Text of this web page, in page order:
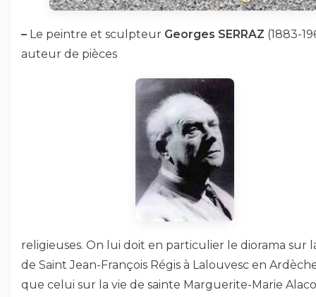
– Le peintre et sculpteur Georges SERRAZ (1883-
auteur de pièces
religieuses. On lui doit en particulier le diorama sur
de Saint Jean-François Régis à Lalouvesc en
que celui sur la vie de sainte Marguerite-Marie